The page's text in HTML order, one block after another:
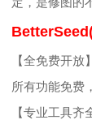
【全免费开放】
所有功能免费
【专业工具齐